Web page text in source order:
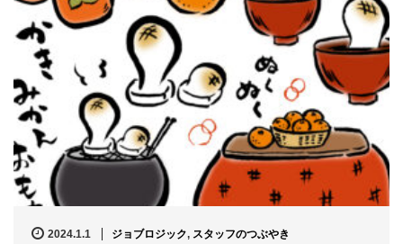
2024.1.1 ジョブロジック, スタッフのつぶやき